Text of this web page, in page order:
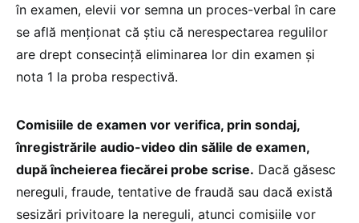
în examen, elevii vor semna un proces-verbal în care
se află menționat că știu că nerespectarea regulilor
are drept consecință eliminarea lor din examen și
nota 1 la proba respectivă.
Comisiile de examen vor verifica, prin sondaj,
înregistrările audio-video din sălile de examen,
după încheierea fiecărei probe scrise. Dacă găsesc
nereguli, fraude, tentative de fraudă sau dacă există
sesizări privitoare la nereguli, atunci comisiile vor